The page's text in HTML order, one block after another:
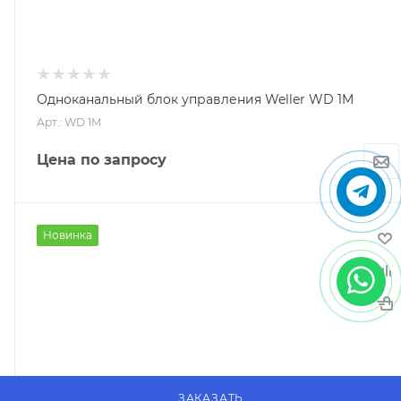
ЗАКАЗАТЬ
Одноканальный блок управления Weller WD 1M
Арт.: WD 1M
Цена по запросу
Новинка